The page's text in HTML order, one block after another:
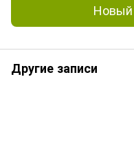
Другие записи